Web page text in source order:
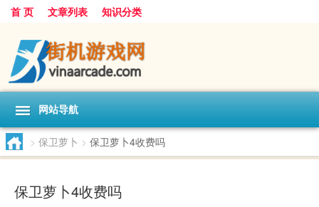
首 页 文章列表 知识分类
网站导航
> 保卫萝卜 > 保卫萝卜4收费吗
保卫萝卜4收费吗